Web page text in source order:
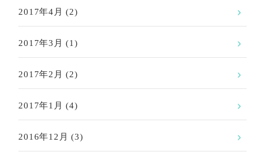
2017年4月 (2)
2017年3月 (1)
2017年2月 (2)
2017年1月 (4)
2016年12月 (3)